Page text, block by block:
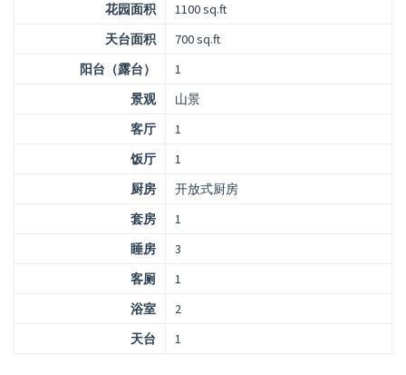
花园面积
1100 sq.ft
天台面积
700 sq.ft
阳台（露台）
1
景观
山景
客厅
1
饭厅
1
厨房
开放式厨房
套房
1
睡房
3
客厕
1
浴室
2
天台
1